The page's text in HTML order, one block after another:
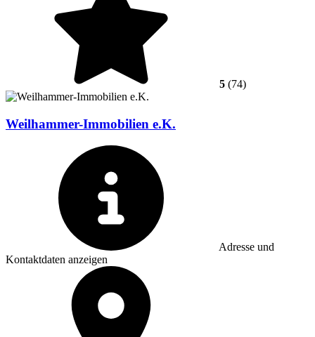
5 (74)
Weilhammer-Immobilien e.K.
Adresse und
Kontaktdaten anzeigen